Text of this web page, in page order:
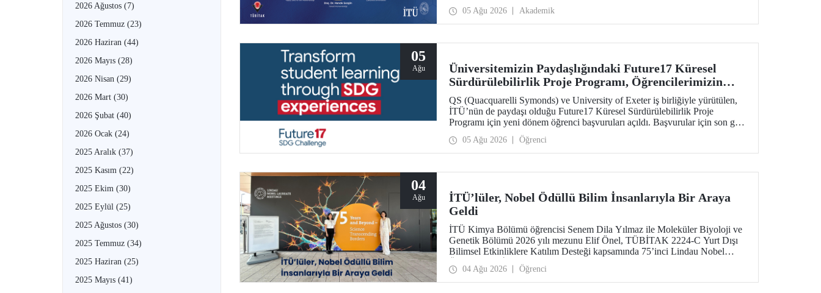
2026 Ağustos (7)
2026 Temmuz (23)
2026 Haziran (44)
2026 Mayıs (28)
2026 Nisan (29)
2026 Mart (30)
2026 Şubat (40)
2026 Ocak (24)
2025 Aralık (37)
2025 Kasım (22)
2025 Ekim (30)
2025 Eylül (25)
2025 Ağustos (30)
2025 Temmuz (34)
2025 Haziran (25)
2025 Mayıs (41)
Stratejilerinin Geliştirilmesi” başlıklı proje, TÜBİTAK 2515 – COST
Aksiyon Üyeleri Ar-Ge Destek Programı kapsamında desteklenmeye hak
05 Ağu 2026 Akademik
05
Ağu
Üniversitemizin Paydaşlığındaki Future17 Küresel
Sürdürülebilirlik Proje Programı, Öğrencilerimizin
Başvurularını Bekliyor
QS (Quacquarelli Symonds) ve University of Exeter iş birliğiyle yürütülen,
İTÜ’nün de paydaşı olduğu Future17 Küresel Sürdürülebilirlik Proje
Programı için yeni dönem öğrenci başvuruları açıldı. Başvurular için son gün
05 Ağu 2026 Öğrenci
04
Ağu
İTÜ’lüler, Nobel Ödüllü Bilim İnsanlarıyla Bir Araya
Geldi
İTÜ Kimya Bölümü öğrencisi Senem Dila Yılmaz ile Moleküler Biyoloji ve
Genetik Bölümü 2026 yılı mezunu Elif Önel, TÜBİTAK 2224-C Yurt Dışı
Bilimsel Etkinliklere Katılım Desteği kapsamında 75’inci Lindau Nobel
Ödüllü Bilim İnsanları Toplantısı’na katıldı.
04 Ağu 2026 Öğrenci